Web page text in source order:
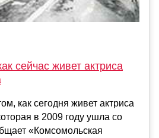
сейчас живет актриса
как сегодня живет актриса
в 2009 году ушла со
«Комсомольская